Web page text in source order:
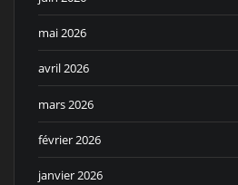
mai 2026
avril 2026
mars 2026
février 2026
janvier 2026